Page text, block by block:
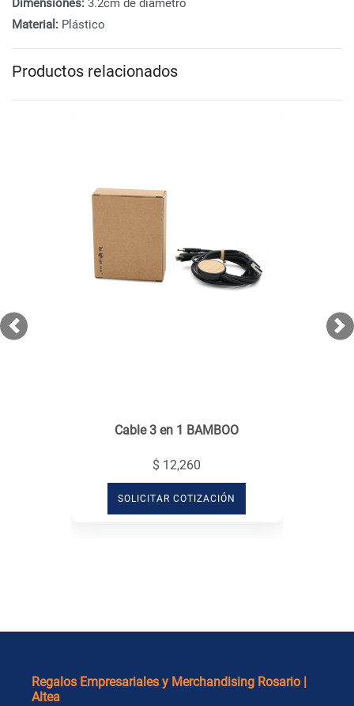
Dimensiones: 3.2cm de diámetro
Material: Plástico
Productos relacionados
Previous
Cable 3 en 1 BAMBOO
$ 12,260
SOLICITAR COTIZACIÓN
Regalos Empresariales y Merchandising Rosario |
Altea